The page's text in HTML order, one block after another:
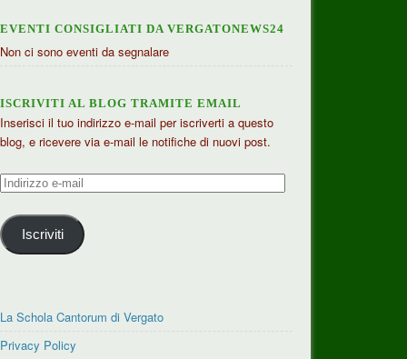
EVENTI CONSIGLIATI DA VERGATONEWS24
Non ci sono eventi da segnalare
ISCRIVITI AL BLOG TRAMITE EMAIL
Inserisci il tuo indirizzo e-mail per iscriverti a questo
blog, e ricevere via e-mail le notifiche di nuovi post.
Indirizzo
mail
Iscriviti
La Schola Cantorum di Vergato
Privacy Policy